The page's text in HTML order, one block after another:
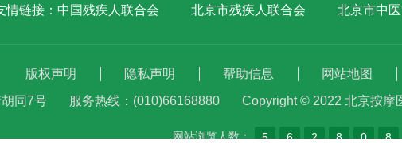
情链接： 中国残疾人联合会 北京市残疾人联合会 北京市中
版权声明 隐私声明 帮助信息 网站地图
同7号
服务热线：(010)66168880 Copyright © 2022 北京按摩
网站浏览人数： 5 6 2 8 0 8